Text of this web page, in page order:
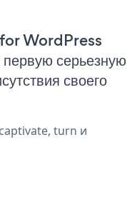
WordPress
серьезную
своего
turn и